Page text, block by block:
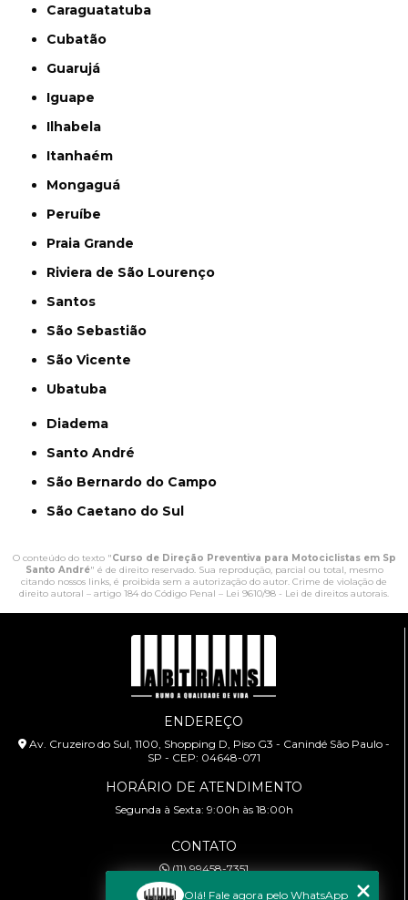
Caraguatatuba
Cubatão
Guarujá
Iguape
Ilhabela
Itanhaém
Mongaguá
Peruíbe
Praia Grande
Riviera de São Lourenço
Santos
São Sebastião
São Vicente
Ubatuba
Diadema
Santo André
São Bernardo do Campo
São Caetano do Sul
O conteúdo do texto "Curso de Direção Preventiva para Motociclistas em Sp
Santo André" é de direito reservado. Sua reprodução, parcial ou total, mesmo
citando nossos links, é proibida sem a autorização do autor. Crime de violação de
direito autoral – artigo 184 do Código Penal – Lei 9610/98 - Lei de direitos autorais.
ENDEREÇO
Av. Cruzeiro do Sul, 1100, Shopping D, Piso G3 - Canindé São Paulo -
SP - CEP: 04648-071
HORÁRIO DE ATENDIMENTO
Segunda à Sexta: 9:00h às 18:00h
CONTATO
(11) 99458-7351
cursoabtrans@gmail.com
Olá! Fale agora pelo WhatsApp